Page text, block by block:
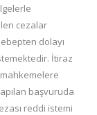
cezalar
dolayı
İtiraz
başvuruda
reddi istemi